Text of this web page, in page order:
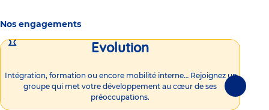
Nos engagements
Evolution
Intégration, formation ou encore mobilité interne… Rejoignez un
groupe qui met votre développement au cœur de ses
préoccupations.